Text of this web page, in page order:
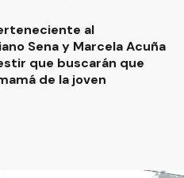
al
Sena y Marcela Acuña
que buscarán que
de la joven